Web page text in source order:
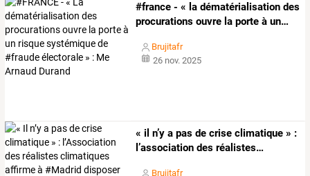
#france - « la dématérialisation des
procurations ouvre la porte à un…
Brujitafr
26 nov. 2025
« il n’y a pas de crise climatique » :
l’association des réalistes…
Brujitafr